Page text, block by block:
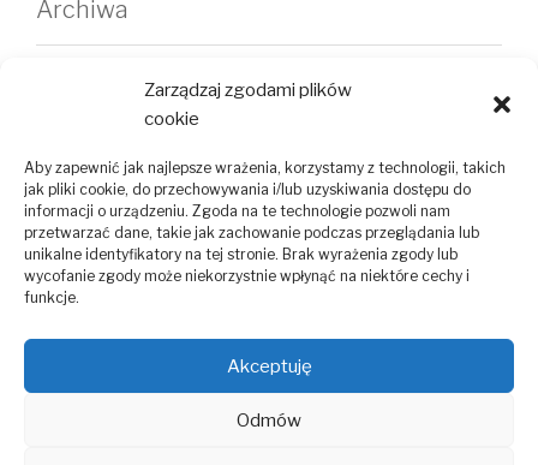
Zarządzaj zgodami plików
cookie
Aby zapewnić jak najlepsze wrażenia, korzystamy z technologii, takich
jak pliki cookie, do przechowywania i/lub uzyskiwania dostępu do
informacji o urządzeniu. Zgoda na te technologie pozwoli nam
przetwarzać dane, takie jak zachowanie podczas przeglądania lub
unikalne identyfikatory na tej stronie. Brak wyrażenia zgody lub
wycofanie zgody może niekorzystnie wpłynąć na niektóre cechy i
funkcje.
Akceptuję
Odmów
Archiwa
kwiecień 2025
luty 2025
Kategorie